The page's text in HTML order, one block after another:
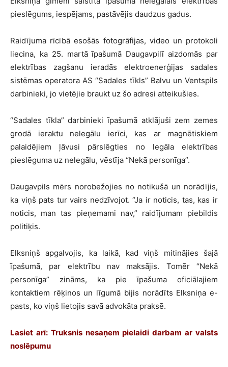
pieslēgums, iespējams, pastāvējis daudzus gadus.
Raidījuma rīcībā esošās fotogrāfijas, video un protokoli
liecina, ka 25. martā īpašumā Daugavpilī aizdomās par
elektrības zagšanu ieradās elektroenerģijas sadales
sistēmas operatora AS “Sadales tīkls” Balvu un Ventspils
darbinieki, jo vietējie braukt uz šo adresi atteikušies.
“Sadales tīkla” darbinieki īpašumā atklājuši zem zemes
grodā ieraktu nelegālu ierīci, kas ar magnētiskiem
palaidējiem ļāvusi pārslēgties no legāla elektrības
pieslēguma uz nelegālu, vēstīja “Nekā personīga”.
Daugavpils mērs norobežojies no notikušā un norādījis,
ka viņš pats tur vairs nedzīvojot. “Ja ir noticis, tas, kas ir
noticis, man tas pieņemami nav,” raidījumam piebildis
politiķis.
Elksniņš apgalvojis, ka laikā, kad viņš mitinājies šajā
īpašumā, par elektrību nav maksājis. Tomēr “Nekā
personīga” zināms, ka pie īpašuma oficiālajiem
kontaktiem rēķinos un līgumā bijis norādīts Elksniņa e-
pasts, ko viņš lietojis savā advokāta praksē.
Lasiet arī: Truksnis nesaņem pielaidi darbam ar valsts
noslēpumu